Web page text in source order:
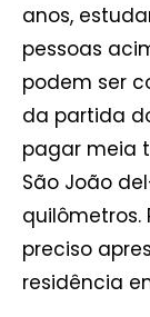
anos,
pessoas
podem ser
da partida
pagar meia
São João
quilômetros.
preciso
residência